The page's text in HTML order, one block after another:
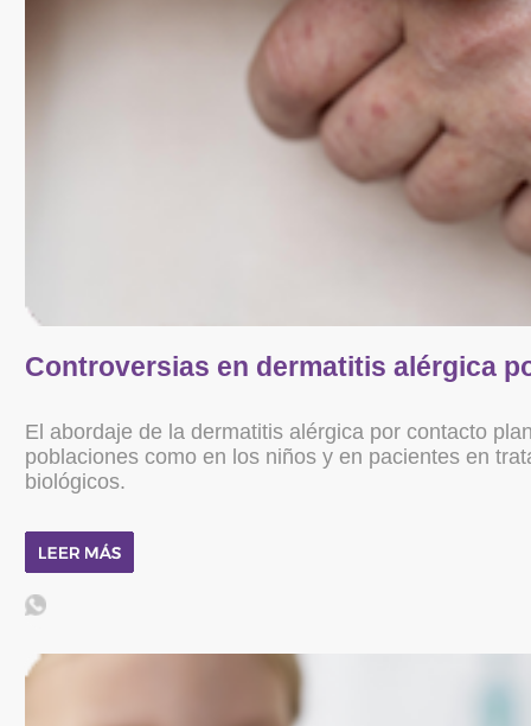
Controversias en dermatitis alérgica
El abordaje de la dermatitis alérgica por contacto
poblaciones como en los niños y en pacientes en
biológicos.